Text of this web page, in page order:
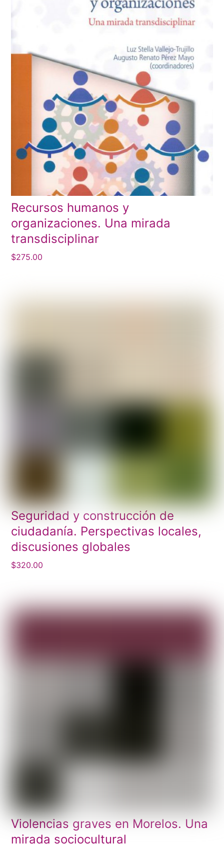
Recursos humanos y
organizaciones. Una mirada
transdisciplinar
$275.00
Seguridad y construcción de
ciudadanía. Perspectivas locales,
discusiones globales
$320.00
Violencias graves en Morelos. Una
mirada sociocultural